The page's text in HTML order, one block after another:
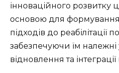
інноваційного розвитку
основою для формування
підходів до реабілітації
забезпечуючи їм
відновлення та інтеграції